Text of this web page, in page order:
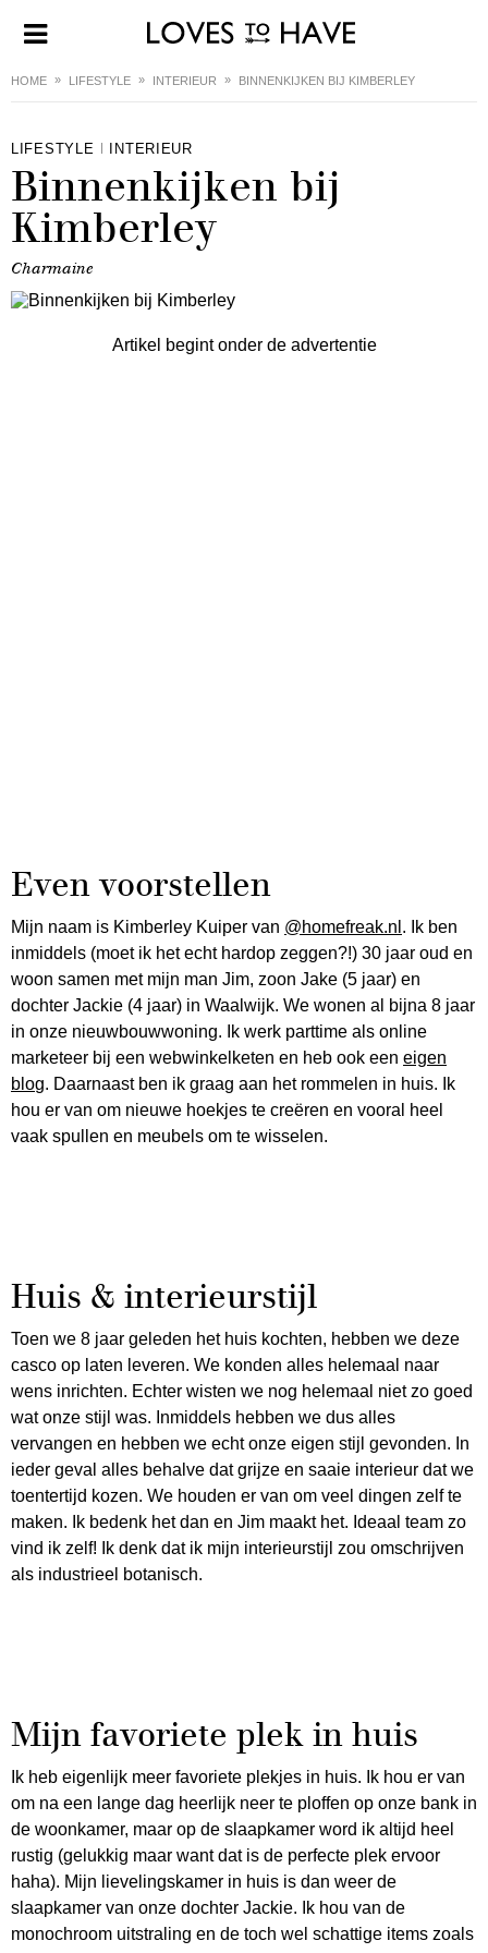
HOME LIFESTYLE INTERIEUR BINNENKIJKEN BIJ KIMBERLEY
LIFESTYLE INTERIEUR
Binnenkijken bij
Kimberley
Charmaine
Artikel begint onder de advertentie
Even voorstellen
Mijn naam is Kimberley Kuiper van @homefreak.nl . Ik ben
inmiddels (moet ik het echt hardop zeggen?!) 30 jaar oud en
woon samen met mijn man Jim, zoon Jake (5 jaar) en
dochter Jackie (4 jaar) in Waalwijk. We wonen al bijna 8 jaar
in onze nieuwbouwwoning. Ik werk parttime als online
marketeer bij een webwinkelketen en heb ook een eigen
blog. Daarnaast ben ik graag aan het rommelen in huis. Ik
hou er van om nieuwe hoekjes te creëren en vooral heel
vaak spullen en meubels om te wisselen.
Huis & interieurstijl
Toen we 8 jaar geleden het huis kochten, hebben we deze
casco op laten leveren. We konden alles helemaal naar
wens inrichten. Echter wisten we nog helemaal niet zo goed
wat onze stijl was. Inmiddels hebben we dus alles
vervangen en hebben we echt onze eigen stijl gevonden. In
ieder geval alles behalve dat grijze en saaie interieur dat we
toentertijd kozen. We houden er van om veel dingen zelf te
maken. Ik bedenk het dan en Jim maakt het. Ideaal team zo
vind ik zelf! Ik denk dat ik mijn interieurstijl zou omschrijven
als industrieel botanisch.
Mijn favoriete plek in huis
Ik heb eigenlijk meer favoriete plekjes in huis. Ik hou er van
om na een lange dag heerlijk neer te ploffen op onze bank in
de woonkamer, maar op de slaapkamer word ik altijd heel
rustig (gelukkig maar want dat is de perfecte plek ervoor
haha). Mijn lievelingskamer in huis is dan weer de
slaapkamer van onze dochter Jackie. Ik hou van de
monochroom uitstraling en de toch wel schattige items zoals